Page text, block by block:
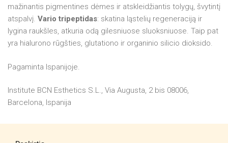
mažinantis pigmentines dėmes ir atskleidžiantis tolygų, švytintį
atspalvį. Vario tripeptidas: skatina ląstelių regeneraciją ir
lygina raukšles, atkuria odą gilesniuose sluoksniuose. Taip pat
yra hialurono rūgšties, glutationo ir organinio silicio dioksido.
Pagaminta Ispanijoje.
Institute BCN Esthetics S.L., Via Augusta, 2 bis 08006,
Barcelona, Ispanija